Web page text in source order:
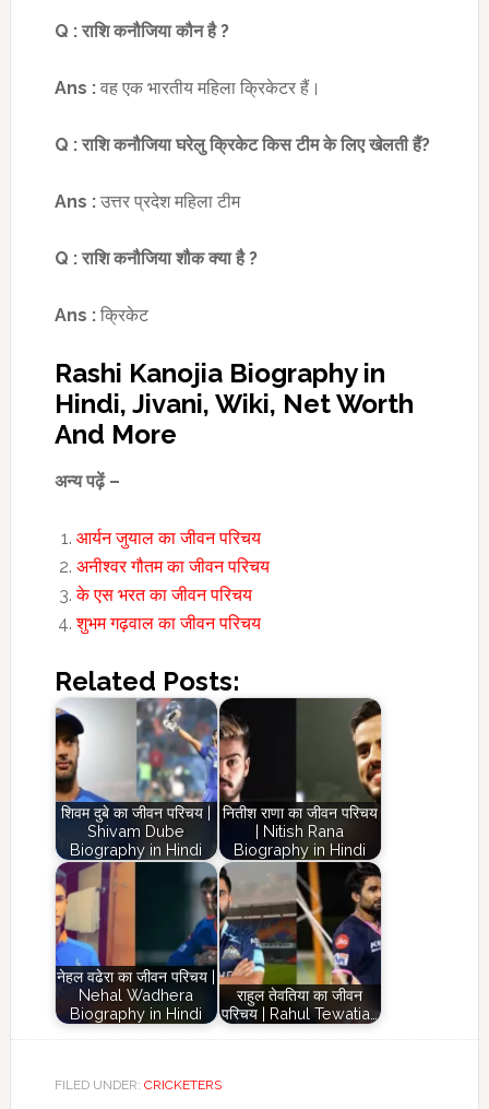
Q :राशि कनौजिया कौन है ?
Ans :वह एक भारतीय महिला क्रिकेटर हैं।
Q :राशि कनौजिया घरेलु क्रिकेट किस टीम के लिए खेलती हैं?
Ans :उत्तर प्रदेश महिला टीम
Q :राशि कनौजिया शौक क्या है ?
Ans :क्रिकेट
Rashi Kanojia Biography in
Hindi, Jivani, Wiki, Net Worth
And More
अन्य पढ़ें –
आर्यन जुयाल का जीवन परिचय
अनीश्वर गौतम का जीवन परिचय
के एस भरत का जीवन परिचय
शुभम गढ़वाल का जीवन परिचय
Related Posts:
शिवम दुबे का जीवन परिचय |
Shivam Dube
Biography in Hindi
नितीश राणा का जीवन परिचय
| Nitish Rana
Biography in Hindi
नेहल वढेरा का जीवन परिचय |
Nehal Wadhera
Biography in Hindi
राहुल तेवतिया का जीवन
परिचय | Rahul Tewatia…
FILED UNDER: CRICKETERS